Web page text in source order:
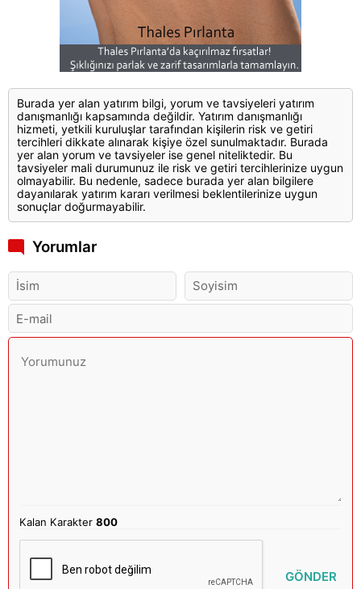
Burada yer alan yatırım bilgi, yorum ve tavsiyeleri yatırım
danışmanlığı kapsamında değildir. Yatırım danışmanlığı
hizmeti, yetkili kuruluşlar tarafından kişilerin risk ve getiri
tercihleri dikkate alınarak kişiye özel sunulmaktadır. Burada
yer alan yorum ve tavsiyeler ise genel niteliktedir. Bu
tavsiyeler mali durumunuz ile risk ve getiri tercihlerinize uygun
olmayabilir. Bu nedenle, sadece burada yer alan bilgilere
dayanılarak yatırım kararı verilmesi beklentilerinize uygun
sonuçlar doğurmayabilir.
Yorumlar
Kalan Karakter800
GÖNDER